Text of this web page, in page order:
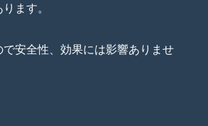
ます。
安全性、効果には影響ありませ